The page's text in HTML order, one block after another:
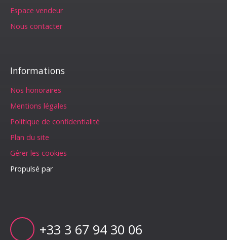
Espace vendeur
Nous contacter
Informations
Nos honoraires
Mentions légales
Politique de confidentialité
Plan du site
Gérer les cookies
Propulsé par
+33 3 67 94 30 06